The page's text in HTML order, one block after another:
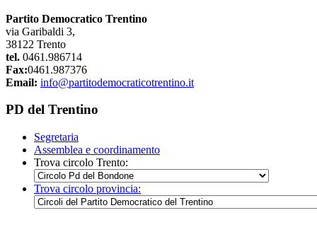
Partito Democratico Trentino
via Garibaldi 3,
38122 Trento
tel. 0461.986714
Fax:0461.987376
Email: info@partitodemocraticotrentino.it
PD del Trentino
Segretaria
Assemblea e coordinamento
Trova circolo Trento:
Trova circolo provincia: